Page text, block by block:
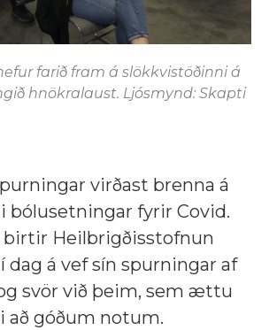
farið fram á slökkvistöðinni á
hnökralaust. Ljósmynd: Skapti
virðast brenna á
bólusetningar fyrir Covid.
birtir Heilbrigðisstofnun
dag á vef sín spurningar af
svör við þeim, sem ættu
að góðum notum.